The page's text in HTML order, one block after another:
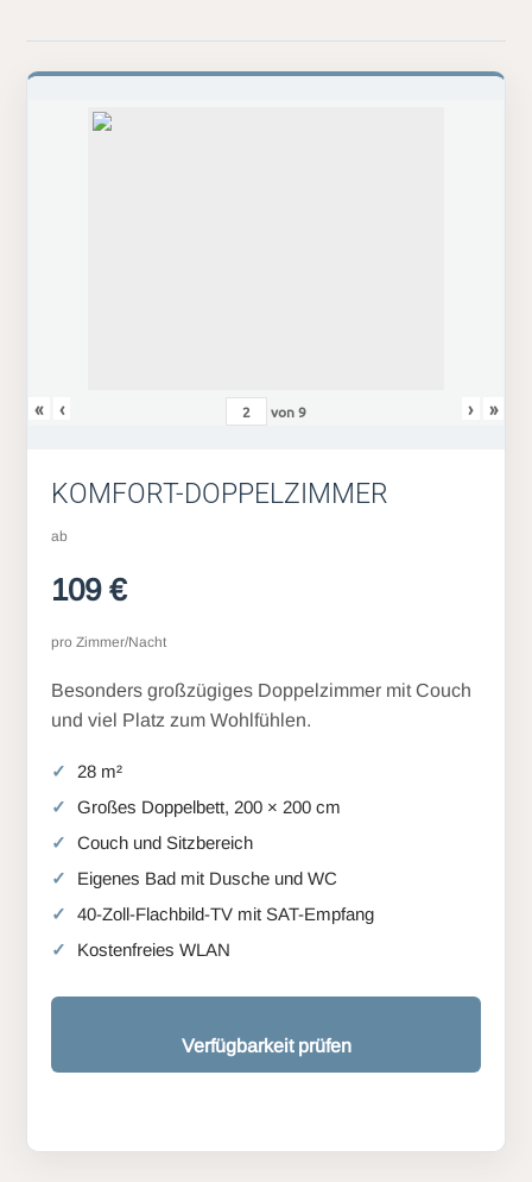
« ‹ von9 › »
KOMFORT-DOPPELZIMMER
ab
109 €
pro Zimmer/Nacht
Besonders großzügiges Doppelzimmer mit Couch
und viel Platz zum Wohlfühlen.
28 m²
Großes Doppelbett, 200 × 200 cm
Couch und Sitzbereich
Eigenes Bad mit Dusche und WC
40-Zoll-Flachbild-TV mit SAT-Empfang
Kostenfreies WLAN
Verfügbarkeit prüfen